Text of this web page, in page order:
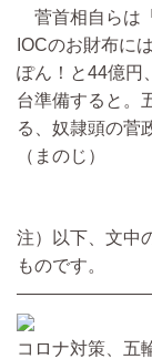
菅首相自らは
IOCのお財布に
ぽん！と44億円
台準備すると。
る、奴隷頭の菅
（まのじ）
注）以下、文中
ものです。
コロナ対策、